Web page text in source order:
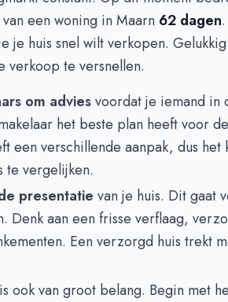
een woning in Maarn 62 dagen
je huis snel wilt verkopen.
verkoop te versnellen.
om adviesvoordat je iemand in
het beste plan heeft voor
een verschillende aanpak, dus het
te vergelijken.
presentatie van je huis. Dit gaat
Denk aan een frisse verflaag,
Een verzorgd huis trekt
is ook van groot belang. Begin met